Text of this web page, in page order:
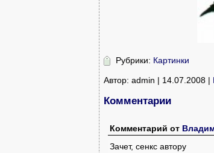
Рубрики: Картинки
Автор: admin | 14.07.2008 |
Комментарии
Комментарий от
Зачет, сенкс автору